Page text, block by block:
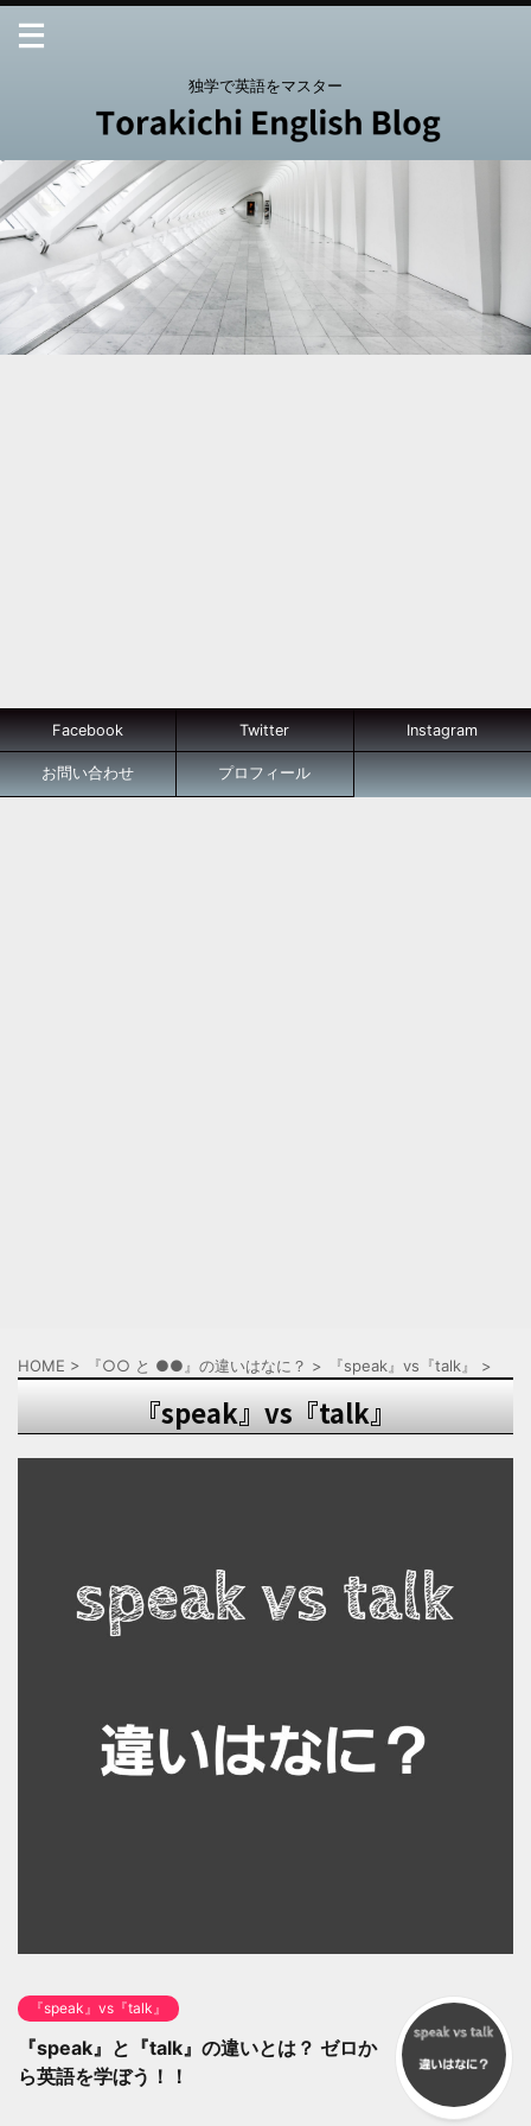
独学で英語をマスター
Facebook Twitter Instagram
お問い合わせ プロフィール
HOME > 『○○ と ●●』の違いはなに？ > 『speak』vs『talk』 >
『speak』vs『talk』
『speak』vs『talk』
『speak』と『talk』の違いとは？ ゼロか
ら英語を学ぼう！！